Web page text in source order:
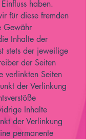
haben.
für diese fremden
Gewähr
Inhalte der
stets der jeweilige
der Seiten
verlinkten Seiten
der Verlinkung
Inhalte
der Verlinkung
permanente